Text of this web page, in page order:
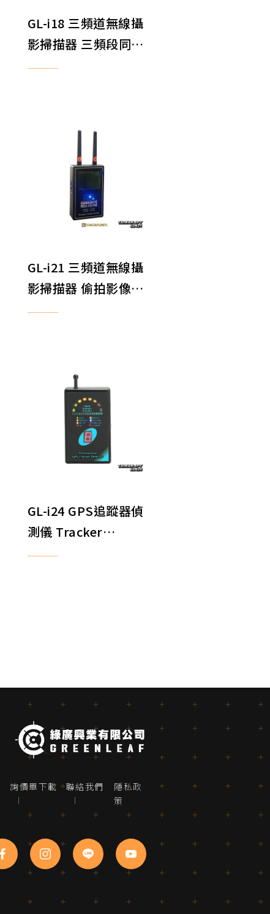
GL-i18 三頻道無線攝
影掃描器 三頻段同步
掃描 偷拍影像顯示器
GL-i21 三頻道無線攝
影掃描器 偷拍影像顯
示器 手持式反偷拍全
GL-i24 GPS追蹤器偵
測儀 Tracker
Detector 衛星追蹤
詢價單下載 聯絡我們
隱私政
策